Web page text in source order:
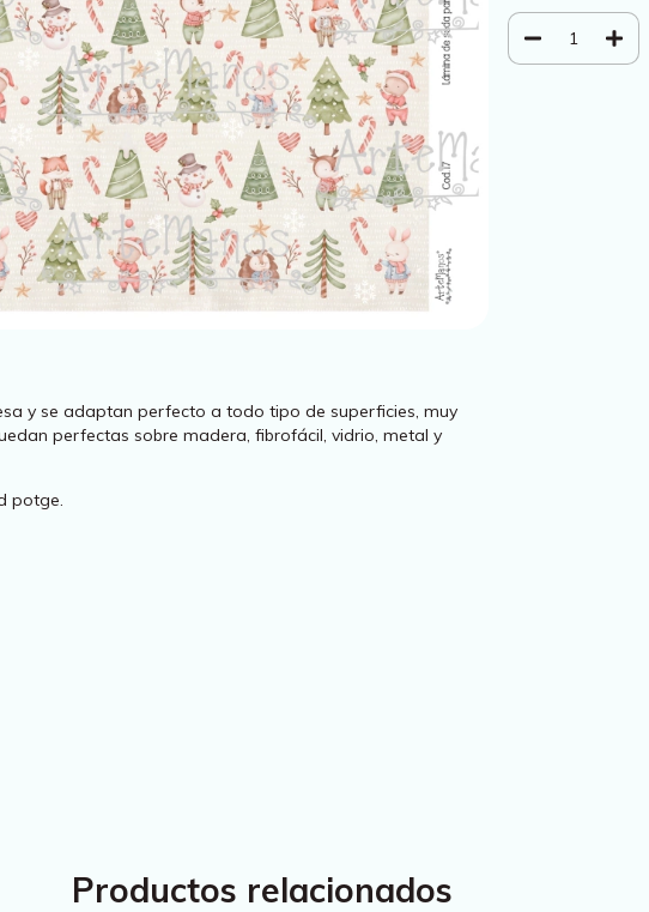
y se adaptan perfecto a todo tipo de superficies, muy
perfectas sobre madera, fibrofácil, vidrio, metal y
potge.
Productos relacionados